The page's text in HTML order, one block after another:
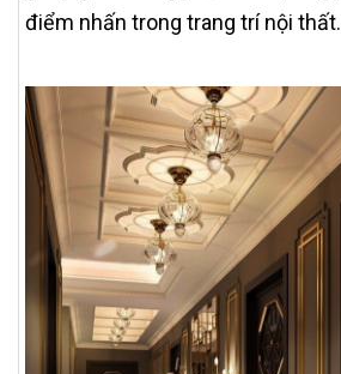
điểm nhấn trong trang trí nội thất.